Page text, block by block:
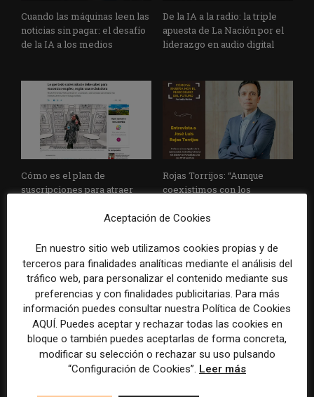
Cuando las máquinas leen las
noticias sin pagar: el desafío
de la IA a los medios
De la IA a la radio: la triple
apuesta de La Nación por el
liderazgo en audio digital
Cómo es el plan de
suscripciones para atraer
medio regional argentino La
Rojas Torrijos: “Aunque
coexistimos con los
clave que los estudiantes
periodismo es un servicio
público”
Aceptación de Cookies
En nuestro sitio web utilizamos cookies propias y de
terceros para finalidades analíticas mediante el análisis del
tráfico web, para personalizar el contenido mediante sus
preferencias y con finalidades publicitarias. Para más
información puedes consultar nuestra Política de Cookies
AQUÍ. Puedes aceptar y rechazar todas las cookies en
bloque o también puedes aceptarlas de forma concreta,
modificar su selección o rechazar su uso pulsando
“Configuración de Cookies”. Leer más